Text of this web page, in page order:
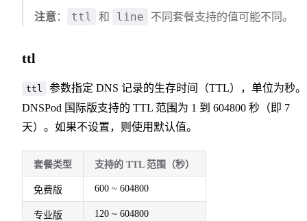
注意： ttl 和 line 不同套餐支持的值可能不同。
ttl
ttl
参数指定 DNS 记录的生存时间（TTL），单位为秒。
DNSPod 国际版支持的 TTL 范围为 1 到 604800 秒（即 7
天）。如果不设置，则使用默认值。
套餐类型 支持的 TTL 范围（秒）
免费版 600 ~ 604800
专业版 120 ~ 604800